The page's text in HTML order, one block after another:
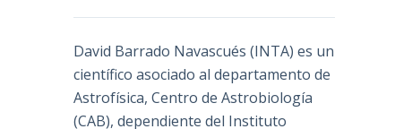
David Barrado Navascués (INTA) es un
científico asociado al departamento de
Astrofísica, Centro de Astrobiología
(CAB), dependiente del Instituto